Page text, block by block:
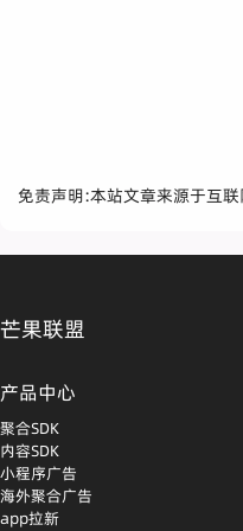
免责声明:本站文章来源于互
芒果联盟
产品中心
聚合SDK
内容SDK
小程序广告
海外聚合广告
app拉新